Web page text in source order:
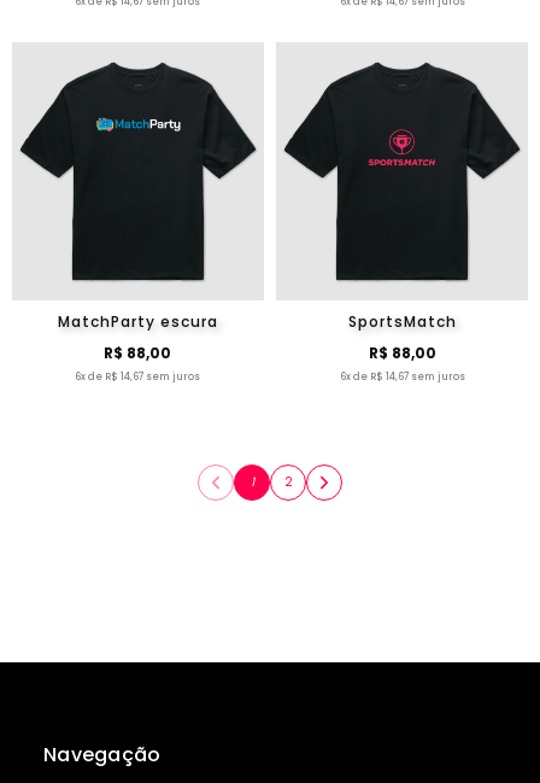
MatchParty escura
R$ 88,00
6x de R$ 14,67 sem juros
SportsMatch
R$ 88,00
6x de R$ 14,67 sem juros
1 2
Navegação